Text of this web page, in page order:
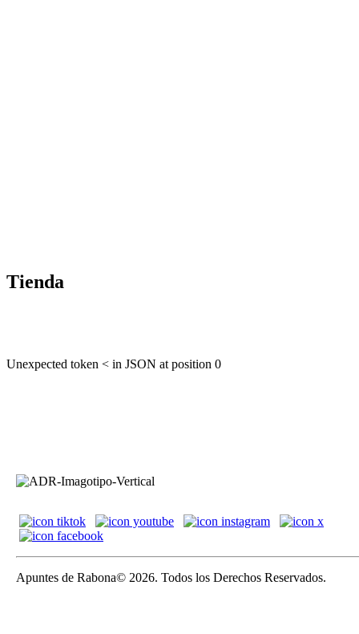
Tienda
Unexpected token < in JSON at position 0
Apuntes de Rabona© 2026. Todos los Derechos Reservados.